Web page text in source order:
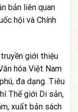
bản liên quan
hội và Chính
giới thiệu
hóa Việt Nam
đa dạng. Tiêu
Thế giới Di sản,
xuất bản sách